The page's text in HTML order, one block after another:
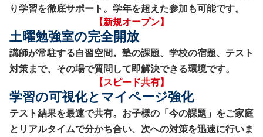
り学習を徹底サポート。学年を超えた参加も可能です。
【新規オープン】
土曜勉強室の完全開放
講師が常駐する自習空間。塾の課題、学校の宿題、テスト
対策まで、その場で質問して即解決できる環境です。
【スピード共有】
学習の可視化とマイページ強化
テスト結果を最速で共有。お子様の「今の課題」をご家庭
とリアルタイムで分かち合い、次への対策を迅速に行いま